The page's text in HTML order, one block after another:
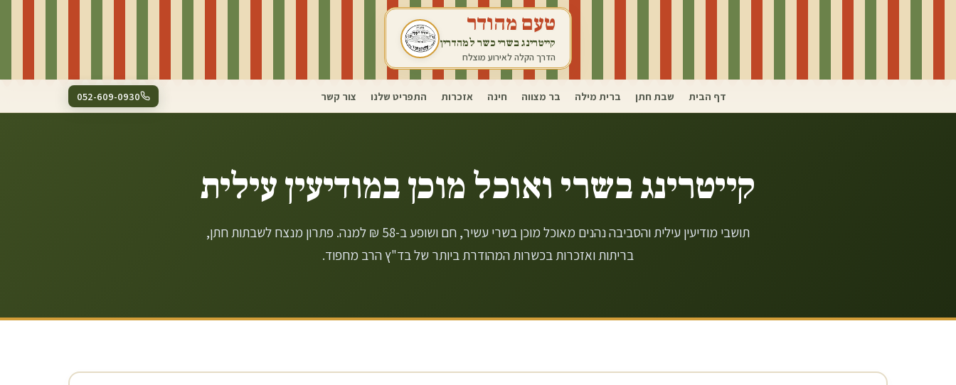
טעם מהודר
קייטרינג בשרי כשר למהדרין
הדרך הקלה לאירוע מוצלח
דף הבית שבת חתן ברית מילה בר מצווה חינה אזכרות התפריט שלנו צור קשר 052-609-0930
קייטרינג בשרי ואוכל מוכן במודיעין עילית
תושבי מודיעין עילית והסביבה נהנים מאוכל מוכן בשרי עשיר, חם ושופע ב-58 ₪ למנה. פתרון מנצח לשבתות חתן,
בריתות ואזכרות בכשרות המהודרת ביותר של בד"ץ הרב מחפוד.